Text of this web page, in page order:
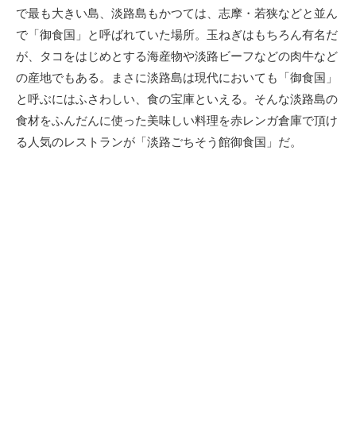
で最も大きい島、淡路島もかつては、志摩・若狭などと並ん
で「御食国」と呼ばれていた場所。玉ねぎはもちろん有名だ
が、タコをはじめとする海産物や淡路ビーフなどの肉牛など
の産地でもある。まさに淡路島は現代においても「御食国」
と呼ぶにはふさわしい、食の宝庫といえる。そんな淡路島の
食材をふんだんに使った美味しい料理を赤レンガ倉庫で頂け
る人気のレストランが「淡路ごちそう館御食国」だ。